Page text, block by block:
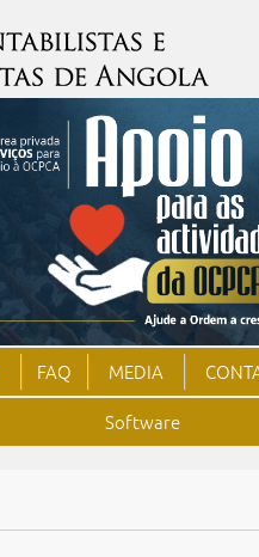
FAQ MEDIA
Software